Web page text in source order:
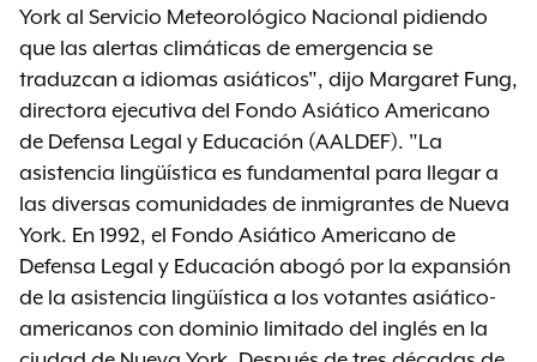
York al Servicio Meteorológico Nacional pidiendo
que las alertas climáticas de emergencia se
traduzcan a idiomas asiáticos", dijo Margaret Fung,
directora ejecutiva del Fondo Asiático Americano
de Defensa Legal y Educación (AALDEF). "La
asistencia lingüística es fundamental para llegar a
las diversas comunidades de inmigrantes de Nueva
York. En 1992, el Fondo Asiático Americano de
Defensa Legal y Educación abogó por la expansión
de la asistencia lingüística a los votantes asiático-
americanos con dominio limitado del inglés en la